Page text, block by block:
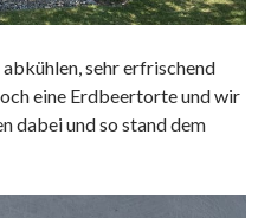
abkühlen, sehr erfrischend
eine Erdbeertorte und wir
dabei und so stand dem